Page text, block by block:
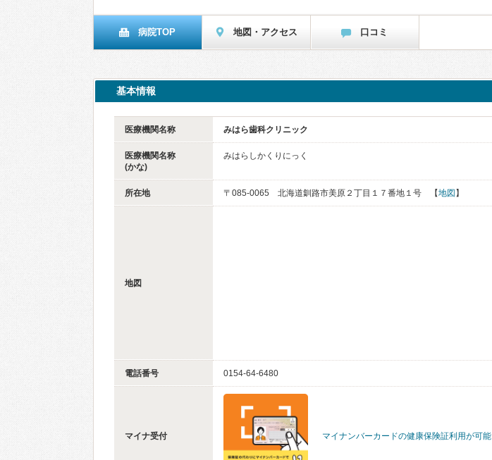
病院TOP 地図・アクセス 口コミ
基本情報
医療機関名称 みはら歯科クリニック
医療機関名称
(かな)
みはらしかくりにっく
所在地 〒085-0065 北海道釧路市美原２丁目１７番地１号 【地図 】
地図
電話番号 0154-64-6480
マイナ受付 マイナンバーカードの健康保険証利用が可能